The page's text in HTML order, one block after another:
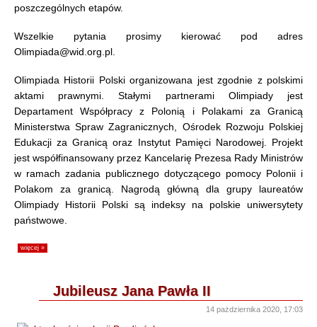
poszczególnych etapów.
Wszelkie pytania prosimy kierować pod adres
Olimpiada@wid.org.pl.
Olimpiada Historii Polski organizowana jest zgodnie z polskimi
aktami prawnymi. Stałymi partnerami Olimpiady jest
Departament Współpracy z Polonią i Polakami za Granicą
Ministerstwa Spraw Zagranicznych, Ośrodek Rozwoju Polskiej
Edukacji za Granicą oraz Instytut Pamięci Narodowej. Projekt
jest współfinansowany przez Kancelarię Prezesa Rady Ministrów
w ramach zadania publicznego dotyczącego pomocy Polonii i
Polakom za granicą. Nagrodą główną dla grupy laureatów
Olimpiady Historii Polski są indeksy na polskie uniwersytety
państwowe.
więcej »
Jubileusz Jana Pawła II
14 pażdziernika 2020, 17:03